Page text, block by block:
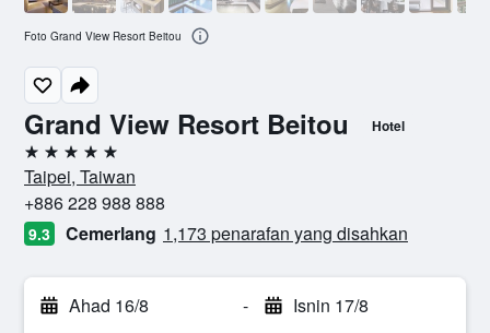
Grand View Resort Beitou Hotel
5 bintang
Taipei, Taiwan
+886 228 988 888
9.3 Cemerlang 1,173 penarafan yang disahkan
Ahad 16/8 - Isnin 17/8
Foto Grand View Resort Beitou